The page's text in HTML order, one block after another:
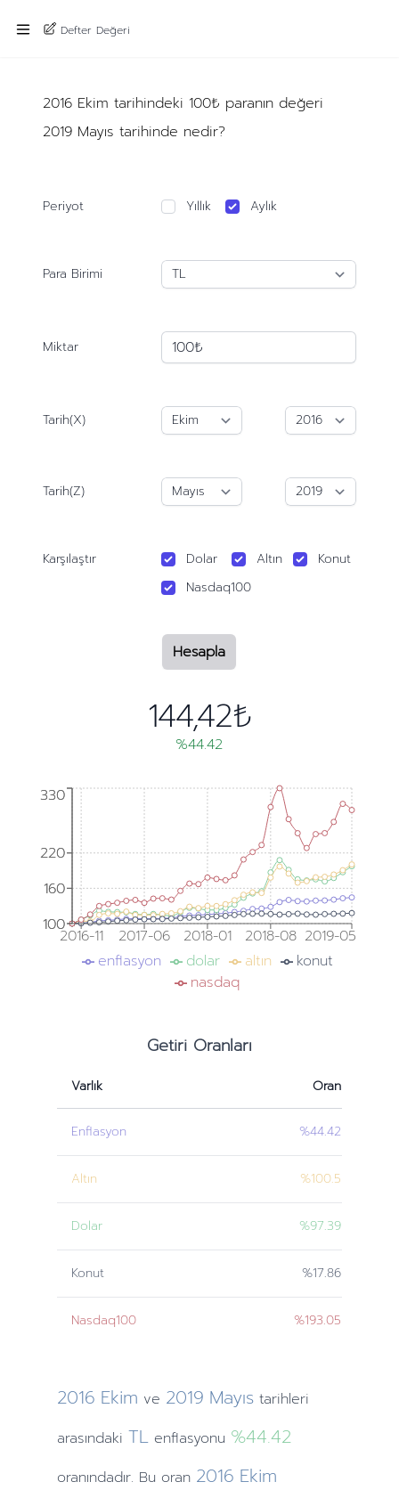
Defter Değeri
2016 Ekim tarihindeki 100₺ paranın değeri
2019 Mayıs tarihinde nedir?
Periyot Yıllık Aylık
Para Birimi
Miktar
Tarih(X)
Tarih(Z)
Karşılaştır Dolar Altın
Konut
Nasdaq100
Hesapla
144,42₺
%44.42
2016-11 2017-06 2018-01 2018-08 2019-05
100
160
220
330
100
160
220
330
enflasyon dolar altın
konut
nasdaq
Getiri Oranları
Varlık Oran
Enflasyon %44.42
Altın %100.5
Dolar %97.39
Konut %17.86
Nasdaq100 %193.05
2016 Ekim ve 2019 Mayıs tarihleri
arasındaki TLenflasyonu %44.42
oranındadır. Bu oran 2016 Ekim